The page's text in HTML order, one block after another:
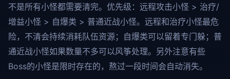
不是所有小怪都需要清完。优先级：远程攻击小怪 > 治疗/
增益小怪 > 自爆类 > 普通近战小怪。远程和治疗小怪最危
险，不清会持续消耗队伍资源；自爆类可以留着专门躲；普
通近战小怪如果数量不多可以风筝处理。另外注意有些
Boss的小怪是限时存在的，熬过一段时间会自动消失。